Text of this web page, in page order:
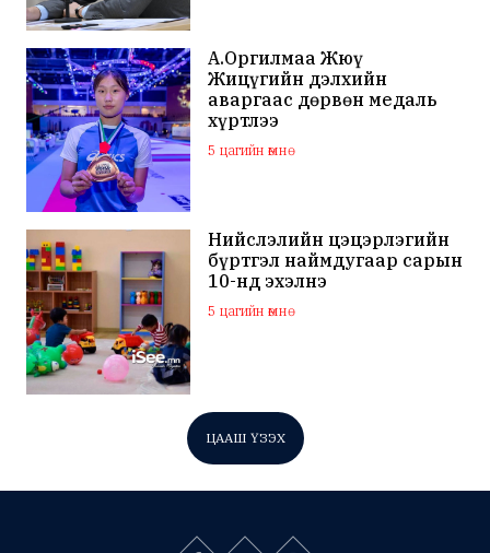
А.Оргилмаа Жюү
Жицүгийн дэлхийн
аваргаас дөрвөн медаль
хүртлээ
5 цагийн өмнө
Нийслэлийн цэцэрлэгийн
бүртгэл наймдугаар сарын
10-нд эхэлнэ
5 цагийн өмнө
ЦААШ ҮЗЭХ